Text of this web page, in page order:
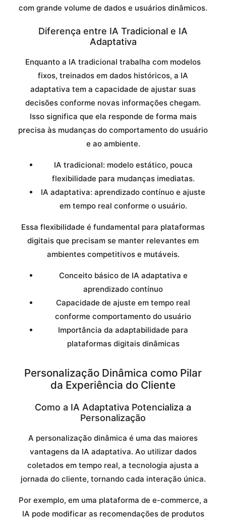
com grande volume de dados e usuários dinâmicos.
Diferença entre IA Tradicional e IA
Adaptativa
Enquanto a IA tradicional trabalha com modelos
fixos, treinados em dados históricos, a IA
adaptativa tem a capacidade de ajustar suas
decisões conforme novas informações chegam.
Isso significa que ela responde de forma mais
precisa às mudanças do comportamento do usuário
e ao ambiente.
IA tradicional: modelo estático, pouca
flexibilidade para mudanças imediatas.
IA adaptativa: aprendizado contínuo e ajuste
em tempo real conforme o usuário.
Essa flexibilidade é fundamental para plataformas
digitais que precisam se manter relevantes em
ambientes competitivos e mutáveis.
Conceito básico de IA adaptativa e
aprendizado contínuo
Capacidade de ajuste em tempo real
conforme comportamento do usuário
Importância da adaptabilidade para
plataformas digitais dinâmicas
Personalização Dinâmica como Pilar
da Experiência do Cliente
Como a IA Adaptativa Potencializa a
Personalização
A personalização dinâmica é uma das maiores
vantagens da IA adaptativa. Ao utilizar dados
coletados em tempo real, a tecnologia ajusta a
jornada do cliente, tornando cada interação única.
Por exemplo, em uma plataforma de e-commerce, a
IA pode modificar as recomendações de produtos